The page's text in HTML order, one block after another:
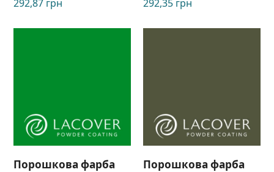
292,87 грн 292,35 грн
Порошкова фарба
Порошкова фарба